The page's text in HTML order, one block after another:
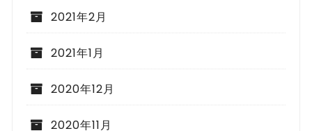
2021年2月
2021年1月
2020年12月
2020年11月